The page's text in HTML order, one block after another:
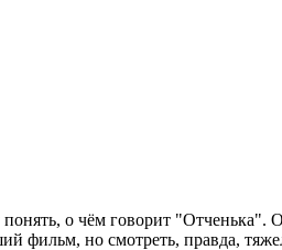
о чём говорит "Отченька".
фильм, но смотреть, правда,